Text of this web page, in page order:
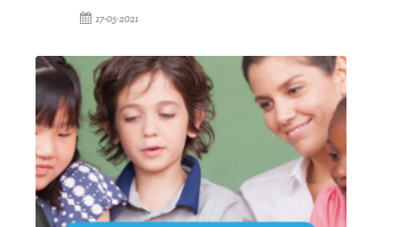
17-05-2021